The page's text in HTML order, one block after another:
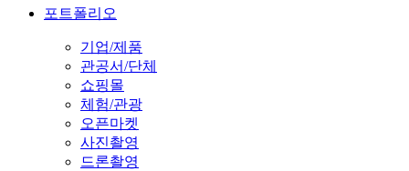
포트폴리오
기업/제품
관공서/단체
쇼핑몰
체험/관광
오픈마켓
사진촬영
드론촬영